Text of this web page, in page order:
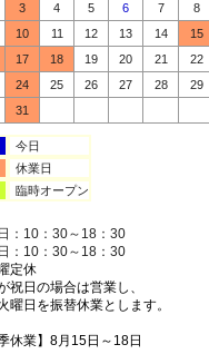
3 4 5 6 7
8
10 11 12 13 14
15
17 18 19 20 21
22
24 25 26 27 28
29
31
今日
休業日
臨時オープン
：10：30～18：30
：10：30～18：30
定休
祝日の場合は営業し、
曜日を振替休業とします。
季休業】8月15日～18日